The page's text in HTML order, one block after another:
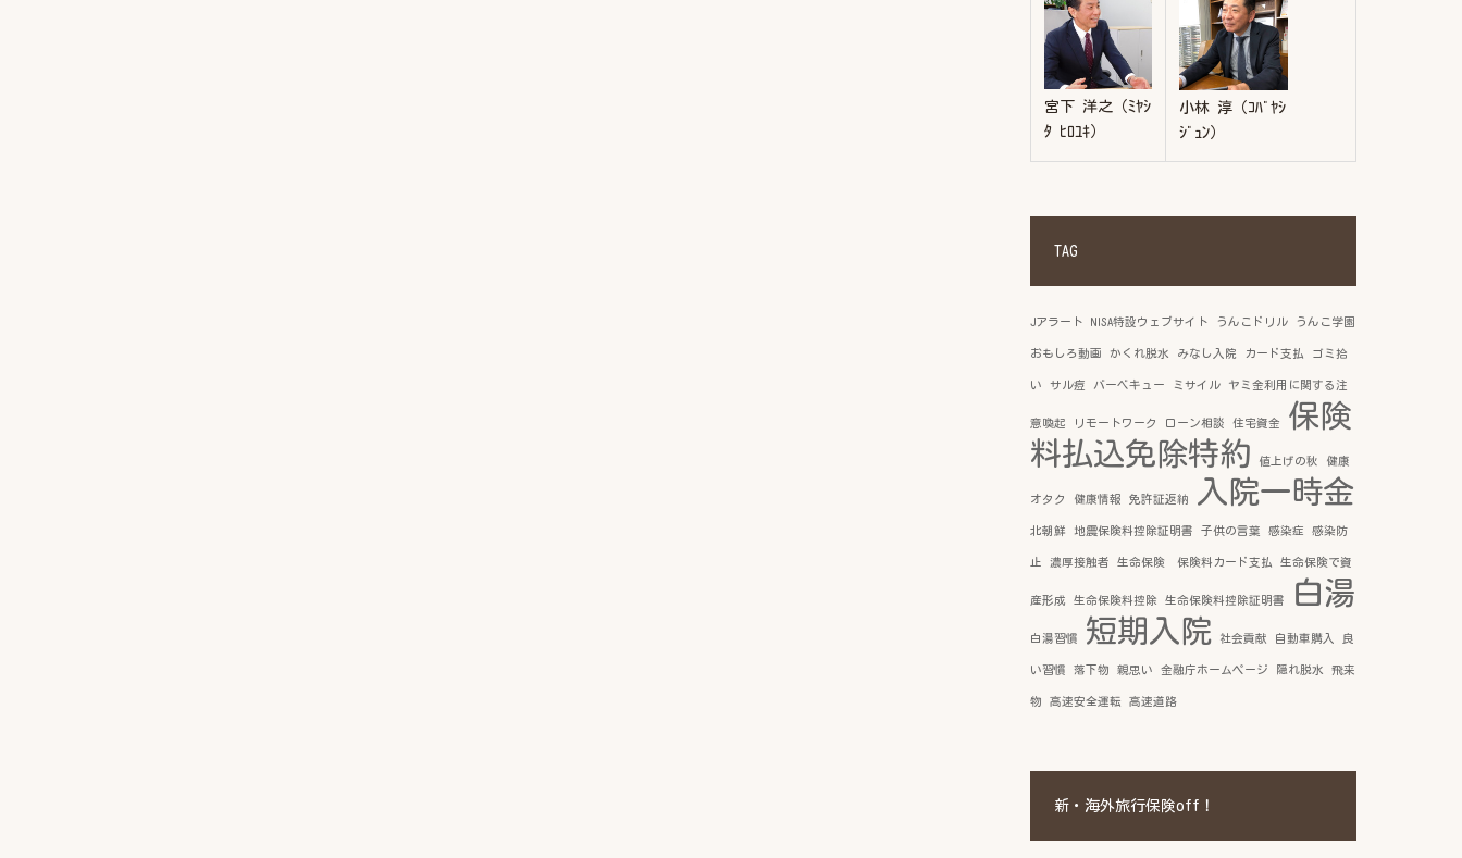
宮下 洋之（ﾐﾔｼ
ﾀ ﾋﾛﾕｷ）
小林 淳（ｺﾊﾞﾔｼ
ｼﾞｭﾝ）
TAG
Jアラート NISA特設ウェブサイト うんこドリル うんこ学園
おもしろ動画 かくれ脱水 みなし入院 カード支払 ゴミ拾
い サル痘 バーベキュー ミサイル ヤミ金利用に関する注
意喚起 リモートワーク ローン相談 住宅資金
保険
料払込免除特約
値上げの秋 健康
オタク 健康情報 免許証返納 入院一時金
北朝鮮 地震保険料控除証明書 子供の言葉 感染症 感染防
止 濃厚接触者 生命保険 保険料カード支払 生命保険で資
産形成 生命保険料控除 生命保険料控除証明書 白湯
白湯習慣 短期入院 社会貢献 自動車購入 良
い習慣 落下物 親思い 金融庁ホームページ 隠れ脱水 飛来
物 高速安全運転 高速道路
新・海外旅行保険off！